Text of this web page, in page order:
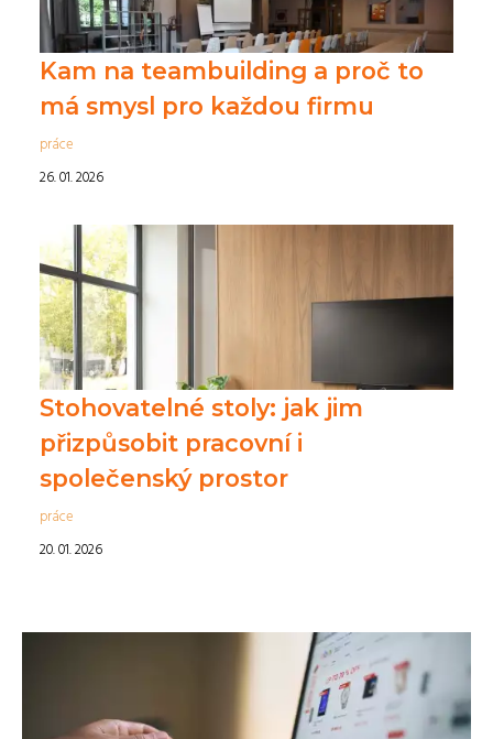
Kam na teambuilding a proč to
má smysl pro každou firmu
práce
26. 01. 2026
Stohovatelné stoly: jak jim
přizpůsobit pracovní i
společenský prostor
práce
20. 01. 2026